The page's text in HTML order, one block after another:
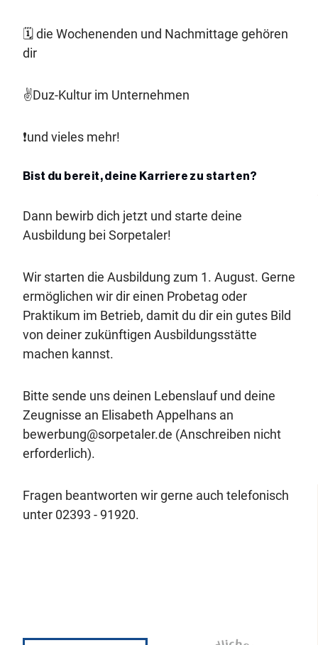
🗓️ die Wochenenden und Nachmittage gehören
dir
✌️Duz-Kultur im Unternehmen
❗und vieles mehr!
Bist du bereit, deine Karriere zu starten?
Dann bewirb dich jetzt und starte deine
Ausbildung bei Sorpetaler!
Wir starten die Ausbildung zum 1. August. Gerne
ermöglichen wir dir einen Probetag oder
Praktikum im Betrieb, damit du dir ein gutes Bild
von deiner zukünftigen Ausbildungsstätte
machen kannst.
Bitte sende uns deinen Lebenslauf und deine
Zeugnisse an Elisabeth Appelhans an
bewerbung@sorpetaler.de (Anschreiben nicht
erforderlich).
Fragen beantworten wir gerne auch telefonisch
unter 02393 - 91920.